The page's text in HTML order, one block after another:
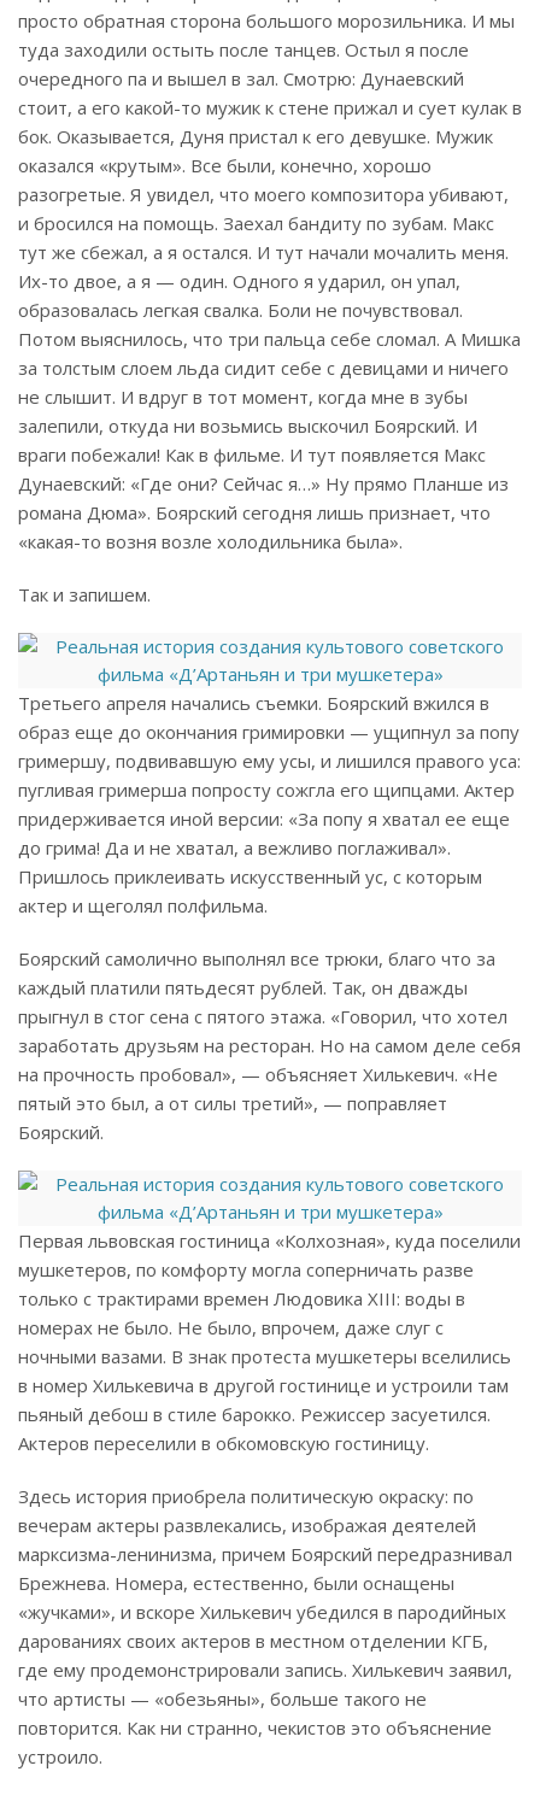
просто обратная сторона большого морозильника. И мы
туда заходили остыть после танцев. Остыл я после
очередного па и вышел в зал. Смотрю: Дунаевский
стоит, а его какой-то мужик к стене прижал и сует кулак в
бок. Оказывается, Дуня пристал к его девушке. Мужик
оказался «крутым». Все были, конечно, хорошо
разогретые. Я увидел, что моего композитора убивают,
и бросился на помощь. Заехал бандиту по зубам. Макс
тут же сбежал, а я остался. И тут начали мочалить меня.
Их-то двое, а я — один. Одного я ударил, он упал,
образовалась легкая свалка. Боли не почувствовал.
Потом выяснилось, что три пальца себе сломал. А Мишка
за толстым слоем льда сидит себе с девицами и ничего
не слышит. И вдруг в тот момент, когда мне в зубы
залепили, откуда ни возьмись выскочил Боярский. И
враги побежали! Как в фильме. И тут появляется Макс
Дунаевский: «Где они? Сейчас я…» Ну прямо Планше из
романа Дюма». Боярский сегодня лишь признает, что
«какая-то возня возле холодильника была».
Так и запишем.
Третьего апреля начались съемки. Боярский вжился в
образ еще до окончания гримировки — ущипнул за попу
гримершу, подвивавшую ему усы, и лишился правого уса:
пугливая гримерша попросту сожгла его щипцами. Актер
придерживается иной версии: «За попу я хватал ее еще
до грима! Да и не хватал, а вежливо поглаживал».
Пришлось приклеивать искусственный ус, с которым
актер и щеголял полфильма.
Боярский самолично выполнял все трюки, благо что за
каждый платили пятьдесят рублей. Так, он дважды
прыгнул в стог сена с пятого этажа. «Говорил, что хотел
заработать друзьям на ресторан. Но на самом деле себя
на прочность пробовал», — объясняет Хилькевич. «Не
пятый это был, а от силы третий», — поправляет
Боярский.
Первая львовская гостиница «Колхозная», куда поселили
мушкетеров, по комфорту могла соперничать разве
только с трактирами времен Людовика XIII: воды в
номерах не было. Не было, впрочем, даже слуг с
ночными вазами. В знак протеста мушкетеры вселились
в номер Хилькевича в другой гостинице и устроили там
пьяный дебош в стиле барокко. Режиссер засуетился.
Актеров переселили в обкомовскую гостиницу.
Здесь история приобрела политическую окраску: по
вечерам актеры развлекались, изображая деятелей
марксизма-ленинизма, причем Боярский передразнивал
Брежнева. Номера, естественно, были оснащены
«жучками», и вскоре Хилькевич убедился в пародийных
дарованиях своих актеров в местном отделении КГБ,
где ему продемонстрировали запись. Хилькевич заявил,
что артисты — «обезьяны», больше такого не
повторится. Как ни странно, чекистов это объяснение
устроило.